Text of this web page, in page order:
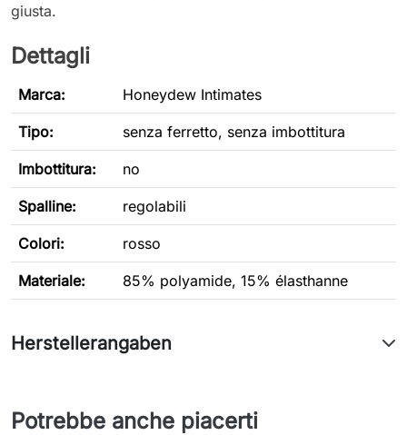
giusta.
Dettagli
Marca: Honeydew Intimates
Tipo: senza ferretto, senza imbottitura
Imbottitura: no
Spalline: regolabili
Colori: rosso
Materiale: 85% polyamide, 15% élasthanne
Herstellerangaben
Potrebbe anche piacerti